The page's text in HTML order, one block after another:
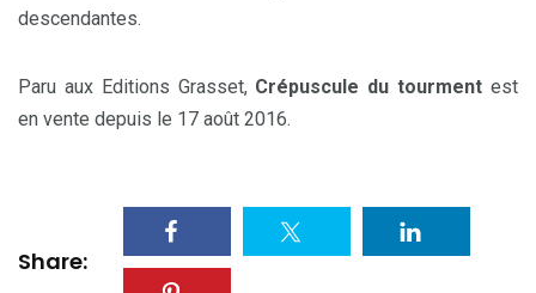
descendantes.
Paru aux Editions Grasset, Crépuscule du tourment est
en vente depuis le 17 août 2016.
Share: